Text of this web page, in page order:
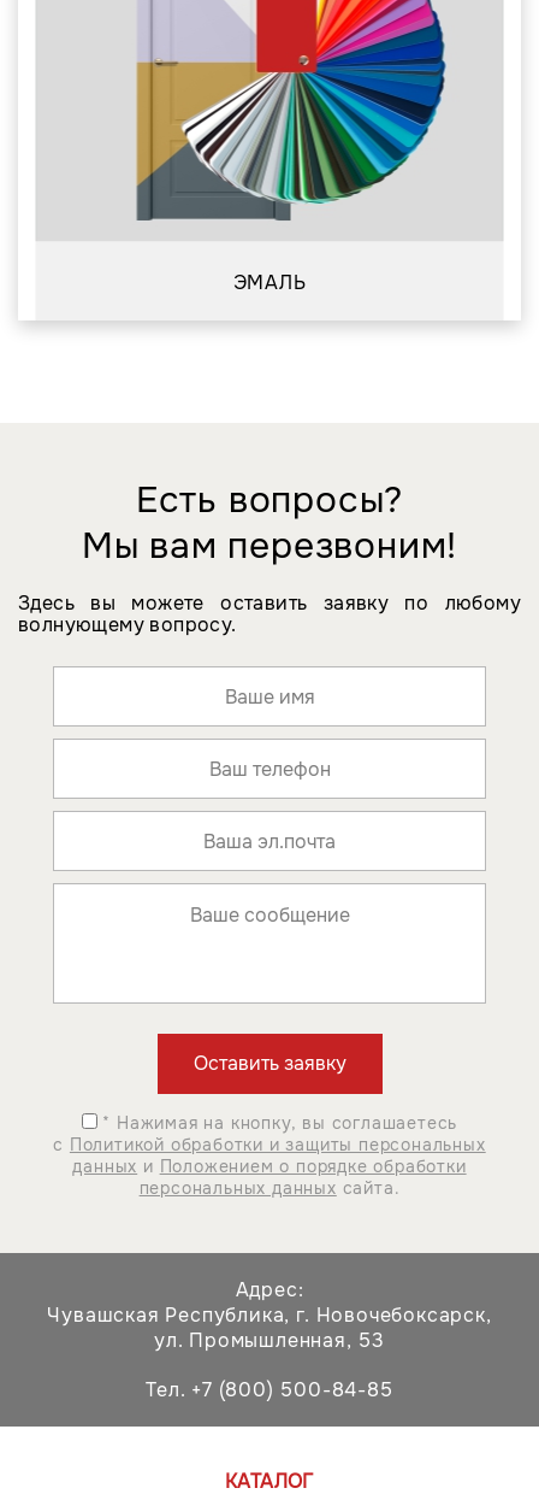
ЭМАЛЬ
Есть вопросы?
Мы вам перезвоним!
Здесь вы можете оставить заявку по любому
волнующему вопросу.
* Нажимая на кнопку, вы соглашаетесь
с Политикой обработки и защиты персональных
данных и Положением о порядке обработки
персональных данных сайта.
Адрес:
Чувашская Республика, г. Новочебоксарск,
ул. Промышленная, 53
Тел. +7 (800) 500-84-85
КАТАЛОГ